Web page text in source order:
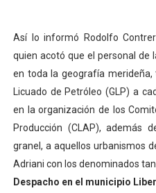
Mérida impulsa el mapa
Complejo Educativo
Arnaldo Sánchez
Corposalud inició
Así lo informó Rodolfo
quien acotó que el personal de
en toda la geografía merideña,
Licuado de Petróleo (GLP) a
en la organización de los
Producción (CLAP), además
granel, a aquellos urbanismos
Adriani con los denominados
Despacho en el municipio